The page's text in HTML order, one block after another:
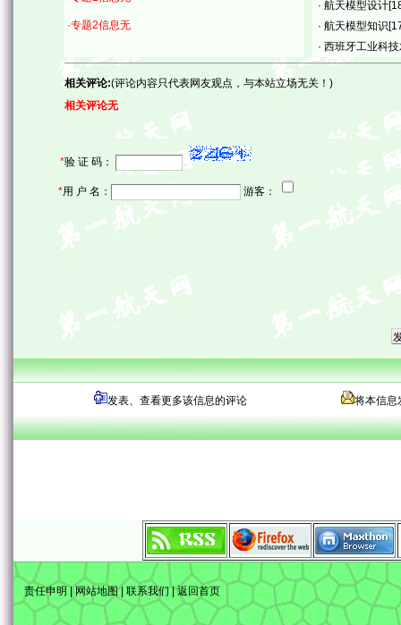
·专题2信息无
· 航天模型设计
· 航天模型知识
· 西班牙工业科
相关评论:(评论内容只代表网友观点，与本站立场无关！)
相关评论无
*验 证 码：
*用 户 名： 游客：
发表、查看更多该信息的评论 将本信息
责任申明| 网站地图 联系我们|返回首页